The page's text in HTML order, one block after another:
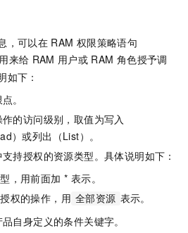
，可以在 RAM 权限策略语句
来给 RAM 用户或 RAM 角色授予调
如下：
。
的访问级别，取值为写入
）或列出（List）。
持授权的资源类型。具体说明如下：
，用前面加 * 表示。
权的操作，用 全部资源 表示。
自身定义的条件关键字。